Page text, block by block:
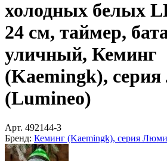
холодных белых
24 см, таймер,
уличный, Кеминг
(Kaemingk),
(Lumineo)
Арт. 492144-3
Бренд: Кеминг (Kaemingk), серия